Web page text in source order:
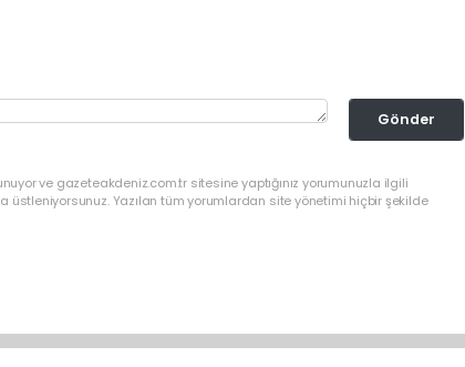
Gönder
ve gazeteakdeniz.com.tr sitesine yaptığınız yorumunuzla ilgili
üstleniyorsunuz. Yazılan tüm yorumlardan site yönetimi hiçbir şekilde